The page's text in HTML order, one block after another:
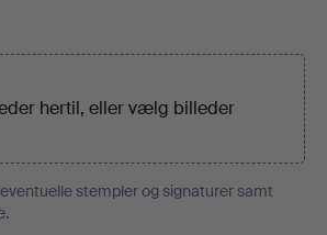
hertil, ellervælg billeder
stempler og signaturer samt